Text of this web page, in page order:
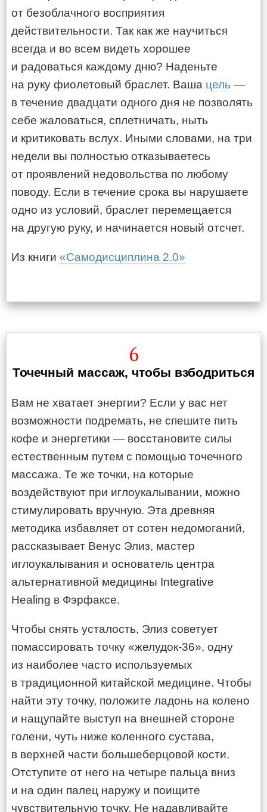
от безоблачного восприятия
действительности. Так как же научиться
всегда и во всем видеть хорошее
и радоваться каждому дню? Наденьте
на руку фиолетовый браслет. Ваша цель —
в течение двадцати одного дня не позволять
себе жаловаться, сплетничать, ныть
и критиковать вслух. Иными словами, на три
недели вы полностью отказываетесь
от проявлений недовольства по любому
поводу. Если в течение срока вы нарушаете
одно из условий, браслет перемещается
на другую руку, и начинается новый отсчет.
Из книги «Самодисциплина 2.0»
6
Точечный массаж, чтобы взбодриться
Вам не хватает энергии? Если у вас нет
возможности подремать, не спешите пить
кофе и энергетики — восстановите силы
естественным путем с помощью точечного
массажа. Те же точки, на которые
воздействуют при иглоукалывании, можно
стимулировать вручную. Эта древняя
методика избавляет от сотен недомоганий,
рассказывает Венус Элиз, мастер
иглоукалывания и основатель центра
альтернативной медицины Integrative
Healing в Фэрфаксе.
Чтобы снять усталость, Элиз советует
помассировать точку «желудок-36», одну
из наиболее часто используемых
в традиционной китайской медицине. Чтобы
найти эту точку, положите ладонь на колено
и нащупайте выступ на внешней стороне
голени, чуть ниже коленного сустава,
в верхней части большеберцовой кости.
Отступите от него на четыре пальца вниз
и на один палец наружу и поищите
чувствительную точку. Не надавливайте